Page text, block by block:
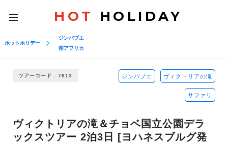
toggle
navigation
HOT HOLIDAY
ホットホリデー
ジンバブエ
南アフリカ
ツアーコード : 7613 ジンバブエ ヴィクトリアの滝
サファリ
ヴィクトリアの滝＆チョベ国立公園デラ
ックスツアー 2泊3日 [ヨハネスブルグ発